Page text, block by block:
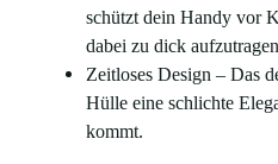
schützt dein Handy vor
dabei zu dick
Zeitloses Design – Das
Hülle eine schlichte
kommt.